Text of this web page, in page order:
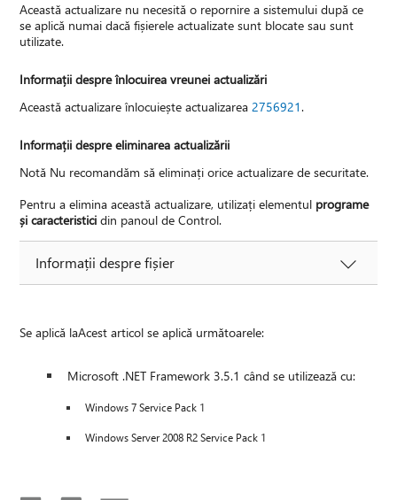
Această actualizare nu necesită o repornire a sistemului după ce
se aplică numai dacă fișierele actualizate sunt blocate sau sunt
utilizate.
Informații despre înlocuirea vreunei actualizări
Această actualizare înlocuiește actualizarea2756921 .
Informații despre eliminarea actualizării
Notă Nu recomandăm să eliminați orice actualizare de securitate.
Pentru a elimina această actualizare, utilizați elementul programe
și caracteristici din panoul de Control.
Informații despre fișier
Se aplică laAcest articol se aplică următoarele:
Microsoft .NET Framework 3.5.1 când se utilizează cu:
Windows 7 Service Pack 1
Windows Server 2008 R2 Service Pack 1